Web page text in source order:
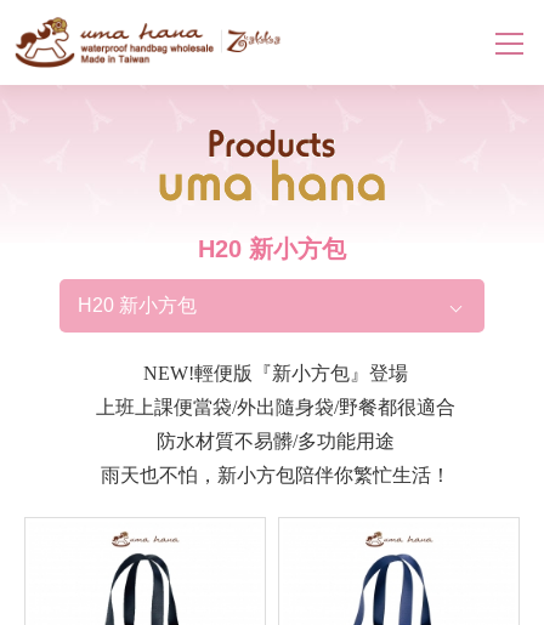
Products
H20 新小方包
H20 新小方包
NEW!輕便版『新小方包』登場
上班上課便當袋/外出隨身袋/野餐都很適合
防水材質不易髒/多功能用途
雨天也不怕，新小方包陪伴你繁忙生活！